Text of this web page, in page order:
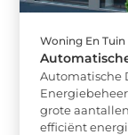
Woning En Tuin
Automatische
grote
efficiënt